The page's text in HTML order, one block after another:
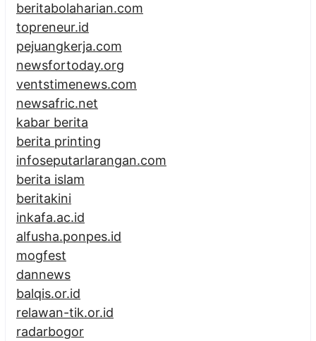
beritabolaharian.com
topreneur.id
pejuangkerja.com
newsfortoday.org
ventstimenews.com
newsafric.net
kabar berita
berita printing
infoseputarlarangan.com
berita islam
beritakini
inkafa.ac.id
alfusha.ponpes.id
mogfest
dannews
balqis.or.id
relawan-tik.or.id
radarbogor